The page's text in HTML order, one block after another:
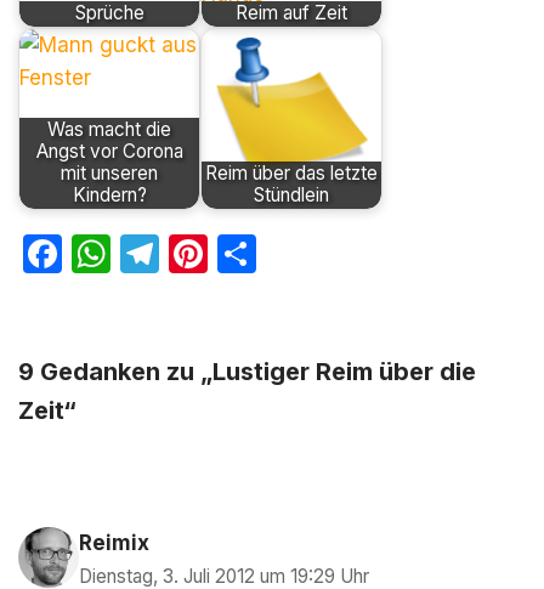
Sprüche Reim auf Zeit
Was macht die
Angst vor Corona
mit unseren
Kindern?
Reim über das letzte
Stündlein
F
e
b
k
W
s
T
gr
Pi
e n
9 Gedanken zu „Lustiger Reim über die
Zeit“
Reimix
Dienstag, 3. Juli 2012 um 19:29 Uhr